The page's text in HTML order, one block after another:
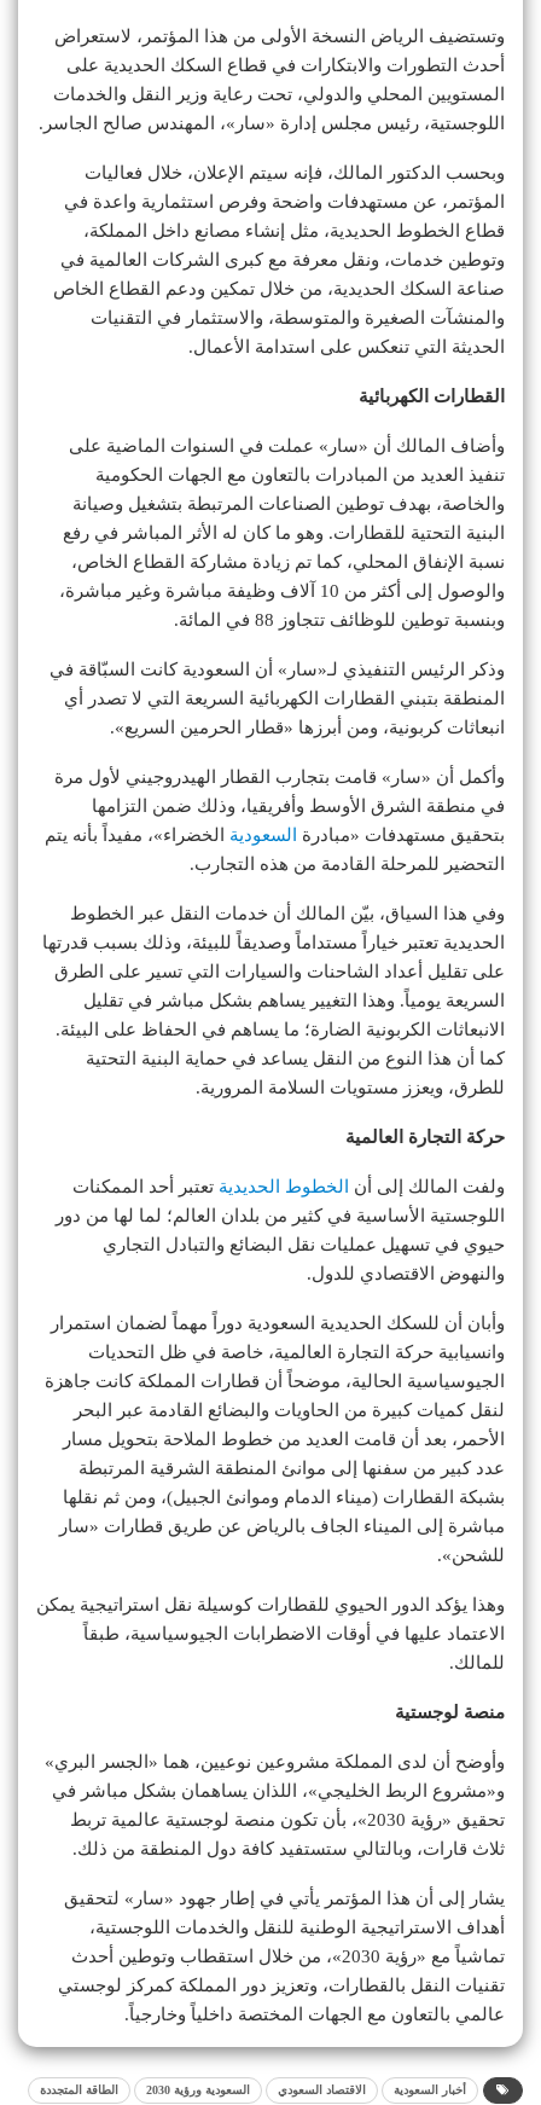
وتستضيف الرياض النسخة الأولى من هذا المؤتمر، لاستعراض
أحدث التطورات والابتكارات في قطاع السكك الحديدية على
المستويين المحلي والدولي، تحت رعاية وزير النقل والخدمات
اللوجستية، رئيس مجلس إدارة «سار»، المهندس صالح الجاسر.
وبحسب الدكتور المالك، فإنه سيتم الإعلان، خلال فعاليات
المؤتمر، عن مستهدفات واضحة وفرص استثمارية واعدة في
قطاع الخطوط الحديدية، مثل إنشاء مصانع داخل المملكة،
وتوطين خدمات، ونقل معرفة مع كبرى الشركات العالمية في
صناعة السكك الحديدية، من خلال تمكين ودعم القطاع الخاص
والمنشآت الصغيرة والمتوسطة، والاستثمار في التقنيات
الحديثة التي تنعكس على استدامة الأعمال.
القطارات الكهربائية
وأضاف المالك أن «سار» عملت في السنوات الماضية على
تنفيذ العديد من المبادرات بالتعاون مع الجهات الحكومية
والخاصة، بهدف توطين الصناعات المرتبطة بتشغيل وصيانة
البنية التحتية للقطارات. وهو ما كان له الأثر المباشر في رفع
نسبة الإنفاق المحلي، كما تم زيادة مشاركة القطاع الخاص،
والوصول إلى أكثر من 10 آلاف وظيفة مباشرة وغير مباشرة،
وبنسبة توطين للوظائف تتجاوز 88 في المائة.
وذكر الرئيس التنفيذي لـ«سار» أن السعودية كانت السبّاقة في
المنطقة بتبني القطارات الكهربائية السريعة التي لا تصدر أي
انبعاثات كربونية، ومن أبرزها «قطار الحرمين السريع».
وأكمل أن «سار» قامت بتجارب القطار الهيدروجيني لأول مرة
في منطقة الشرق الأوسط وأفريقيا، وذلك ضمن التزامها
بتحقيق مستهدفات «مبادرة
السعودية الخضراء»، مفيداً بأنه يتم
التحضير للمرحلة القادمة من هذه التجارب.
وفي هذا السياق، بيّن المالك أن خدمات النقل عبر الخطوط
الحديدية تعتبر خياراً مستداماً وصديقاً للبيئة، وذلك بسبب قدرتها
على تقليل أعداد الشاحنات والسيارات التي تسير على الطرق
السريعة يومياً. وهذا التغيير يساهم بشكل مباشر في تقليل
الانبعاثات الكربونية الضارة؛ ما يساهم في الحفاظ على البيئة.
كما أن هذا النوع من النقل يساعد في حماية البنية التحتية
للطرق، ويعزز مستويات السلامة المرورية.
حركة التجارة العالمية
ولفت المالك إلى أن الخطوط الحديدية تعتبر أحد الممكنات
اللوجستية الأساسية في كثير من بلدان العالم؛ لما لها من دور
حيوي في تسهيل عمليات نقل البضائع والتبادل التجاري
والنهوض الاقتصادي للدول.
وأبان أن للسكك الحديدية السعودية دوراً مهماً لضمان استمرار
وانسيابية حركة التجارة العالمية، خاصة في ظل التحديات
الجيوسياسية الحالية، موضحاً أن قطارات المملكة كانت جاهزة
لنقل كميات كبيرة من الحاويات والبضائع القادمة عبر البحر
الأحمر، بعد أن قامت العديد من خطوط الملاحة بتحويل مسار
عدد كبير من سفنها إلى موانئ المنطقة الشرقية المرتبطة
بشبكة القطارات (ميناء الدمام وموانئ الجبيل)، ومن ثم نقلها
مباشرة إلى الميناء الجاف بالرياض عن طريق قطارات «سار
للشحن».
وهذا يؤكد الدور الحيوي للقطارات كوسيلة نقل استراتيجية يمكن
الاعتماد عليها في أوقات الاضطرابات الجيوسياسية، طبقاً
للمالك.
منصة لوجستية
وأوضح أن لدى المملكة مشروعين نوعيين، هما «الجسر البري»
و«مشروع الربط الخليجي»، اللذان يساهمان بشكل مباشر في
تحقيق «رؤية 2030»، بأن تكون منصة لوجستية عالمية تربط
ثلاث قارات، وبالتالي ستستفيد كافة دول المنطقة من ذلك.
يشار إلى أن هذا المؤتمر يأتي في إطار جهود «سار» لتحقيق
أهداف الاستراتيجية الوطنية للنقل والخدمات اللوجستية،
تماشياً مع «رؤية 2030»، من خلال استقطاب وتوطين أحدث
تقنيات النقل بالقطارات، وتعزيز دور المملكة كمركز لوجستي
عالمي بالتعاون مع الجهات المختصة داخلياً وخارجياً.
أخبار السعودية الاقتصاد السعودي السعودية ورؤية 2030 الطاقة المتجددة